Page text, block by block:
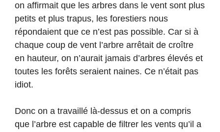
on affirmait que les arbres dans le vent sont plus
petits et plus trapus, les forestiers nous
répondaient que ce n’est pas possible. Car si à
chaque coup de vent l’arbre arrêtait de croître
en hauteur, on n’aurait jamais d’arbres élevés et
toutes les forêts seraient naines. Ce n’était pas
idiot.
Donc on a travaillé là-dessus et on a compris
que l’arbre est capable de filtrer les vents qu’il a